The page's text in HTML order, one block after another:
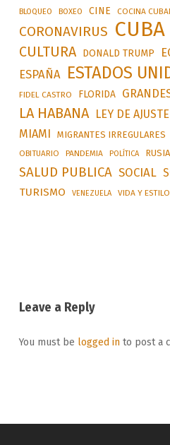
BLOQUEO BOXEO CINE COCINA
CORONAVIRUS CUBA
CULTURA DONALD TRUMP
ESPAÑA ESTADOS
FIDEL CASTRO FLORIDA
LA HABANA LEY DE
MIAMI MIGRANTES IRREGULARES
OBITUARIO PANDEMIA POLÍTICA RUSIA
SALUD PUBLICA SOCIAL
TURISMO VENEZUELA VIDA Y ESTILO
Leave a Reply
You must be logged into post a